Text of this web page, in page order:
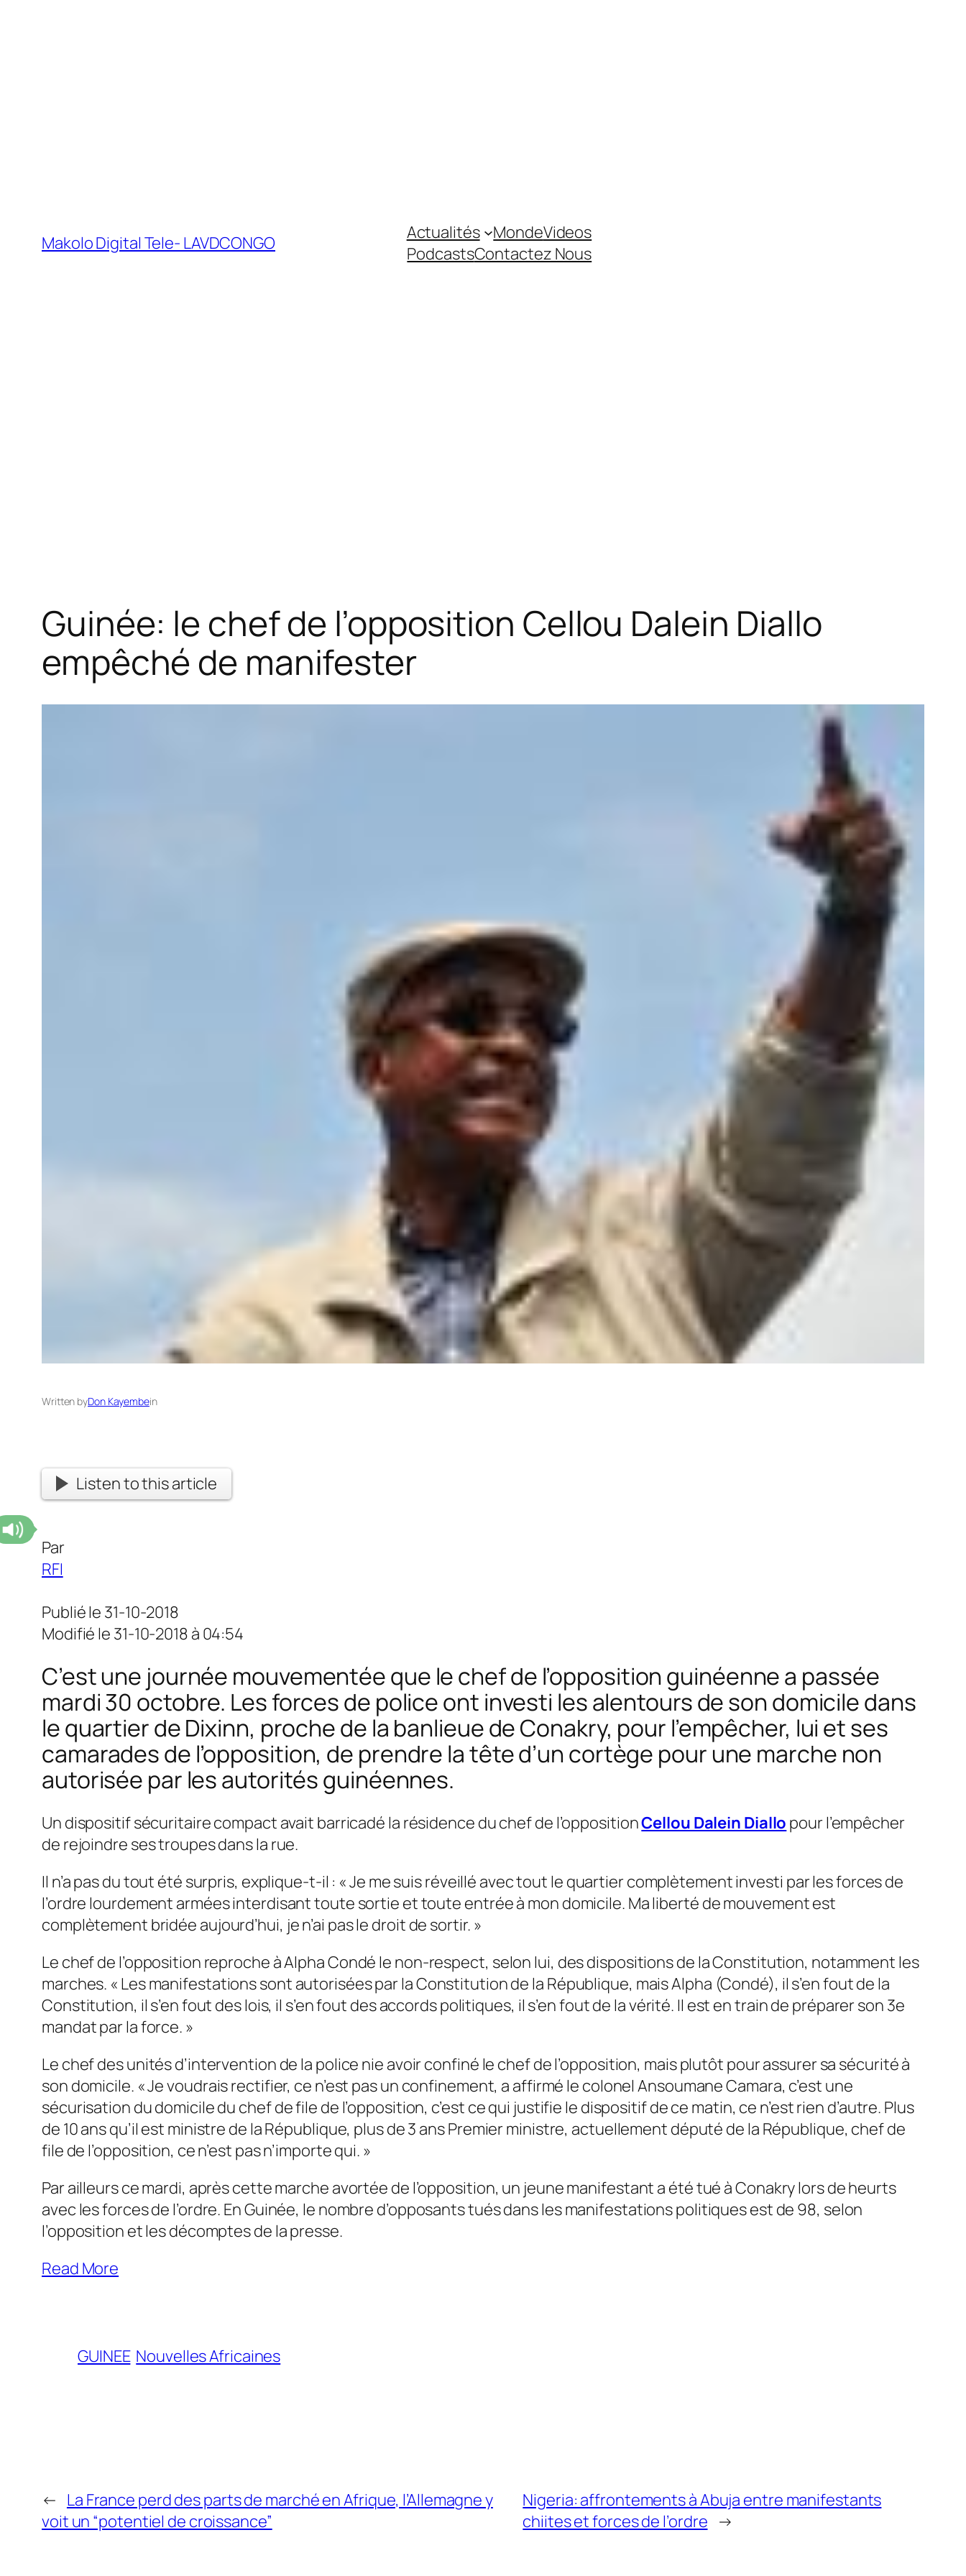
Makolo Digital Tele- LAVDCONGO Actualités MondeVideos
PodcastsContactez Nous
Guinée: le chef de l’opposition Cellou Dalein Diallo
empêché de manifester
Written byDon Kayembein
Listen to this article
Par
RFI
Publié le 31-10-2018
Modifié le 31-10-2018 à 04:54
C’est une journée mouvementée que le chef de l’opposition guinéenne a passée
mardi 30 octobre. Les forces de police ont investi les alentours de son domicile dans
le quartier de Dixinn, proche de la banlieue de Conakry, pour l’empêcher, lui et ses
camarades de l’opposition, de prendre la tête d’un cortège pour une marche non
autorisée par les autorités guinéennes.
Un dispositif sécuritaire compact avait barricadé la résidence du chef de l’oppositionCellou Dalein Diallo pour l’empêcher
de rejoindre ses troupes dans la rue.
Il n’a pas du tout été surpris, explique-t-il : «Je me suis réveillé avec tout le quartier complètement investi par les forces de
l’ordre lourdement armées interdisant toute sortie et toute entrée à mon domicile. Ma liberté de mouvement est
complètement bridée aujourd’hui, je n’ai pas le droit de sortir. »
Le chef de l’opposition reproche à Alpha Condé le non-respect, selon lui, des dispositions de la Constitution, notamment les
marches. « Les manifestations sont autorisées par la Constitution de la République, mais Alpha (Condé), il s’en fout de la
Constitution, il s’en fout des lois, il s’en fout des accords politiques, il s’en fout de la vérité. Il est en train de préparer son 3e
mandat par la force. »
Le chef des unités d’intervention de la police nie avoir confiné le chef de l’opposition, mais plutôt pour assurer sa sécurité à
son domicile. «Je voudrais rectifier, ce n’est pas un confinement, a affirmé le colonel Ansoumane Camara, c’est une
sécurisation du domicile du chef de file de l’opposition, c’est ce qui justifie le dispositif de ce matin, ce n’est rien d’autre. Plus
de 10 ans qu’il est ministre de la République, plus de 3 ans Premier ministre, actuellement député de la République, chef de
file de l’opposition, ce n’est pas n’importe qui. »
Par ailleurs ce mardi, après cette marche avortée de l’opposition, un jeune manifestant a été tué à Conakry lors de heurts
avec les forces de l’ordre. En Guinée, le nombre d’opposants tués dans les manifestations politiques est de 98, selon
l’opposition et les décomptes de la presse.
Read More
GUINEE Nouvelles Africaines
← La France perd des parts de marché en Afrique, l’Allemagne y
voit un “potentiel de croissance”
Nigeria: affrontements à Abuja entre manifestants
chiites et forces de l’ordre →